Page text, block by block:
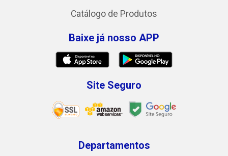
Catálogo de Produtos
Baixe já nosso APP
Site Seguro
Departamentos